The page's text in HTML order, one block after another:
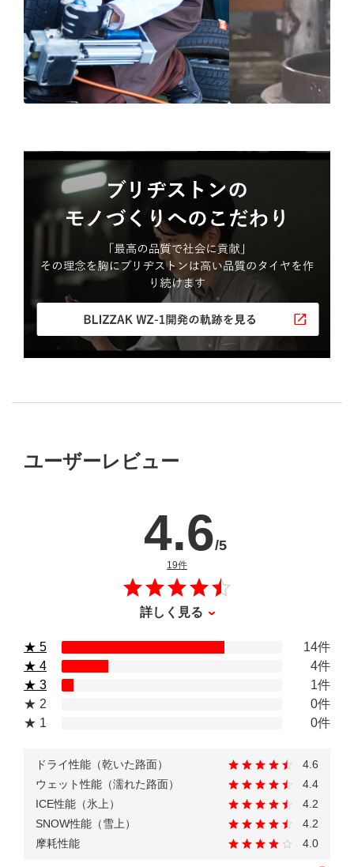
ユーザーレビュー
19件のレビュー
4.6/5
詳しく見る
★ 5
14件
★ 4
4件
★ 3
1件
★ 2
0件
★ 1
0件
ドライ性能（乾いた路面）
4.6
ウェット性能（濡れた路面）
4.4
ICE性能（氷上）
4.2
SNOW性能（雪上）
4.2
摩耗性能
4.0